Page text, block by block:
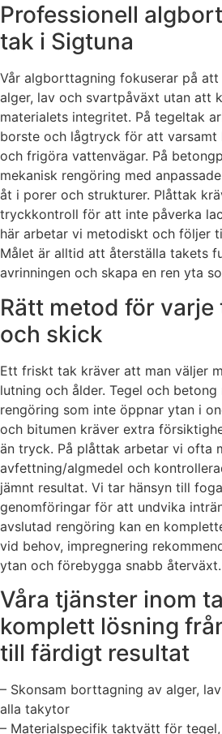
Professionell
tak i Sigtuna
Vår algborttagning fokuserar på
alger, lav och svartpåväxt utan att
materialets integritet. På tegeltak
borste och lågtryck för att varsamt
och frigöra vattenvägar. På
mekanisk rengöring med
åt i porer och strukturer. Plåttak
tryckkontroll för att inte påverka
här arbetar vi metodiskt och följer
Målet är alltid att återställa takets
avrinningen och skapa en ren yta
Rätt metod för
och skick
Ett friskt tak kräver att man väljer
lutning och ålder. Tegel och betong
rengöring som inte öppnar ytan i
och bitumen kräver extra
än tryck. På plåttak arbetar vi ofta
avfettning/algmedel och
jämnt resultat. Vi tar hänsyn till
genomföringar för att undvika
avslutad rengöring kan en
vid behov, impregnering
ytan och förebygga snabb återväxt.
Våra tjänster inom
komplett lösning
till färdigt resultat
– Skonsam borttagning av alger,
alla takytor
– Materialspecifik taktvätt för